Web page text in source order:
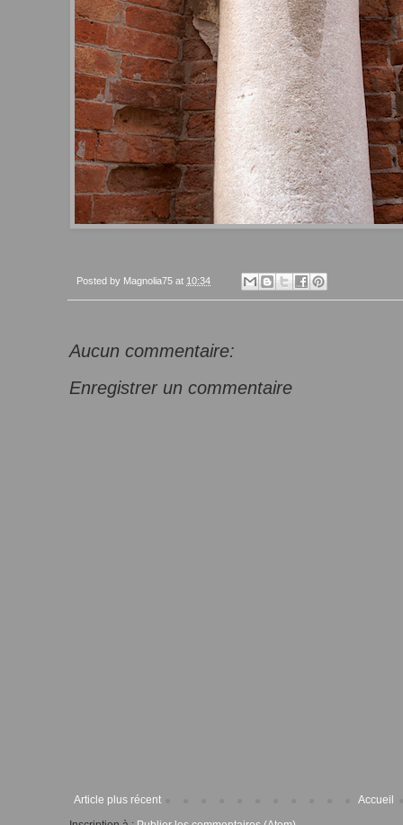
Posted by Magnolia75 at 10:34
Aucun commentaire:
Enregistrer un commentaire
Article plus récent
Accueil